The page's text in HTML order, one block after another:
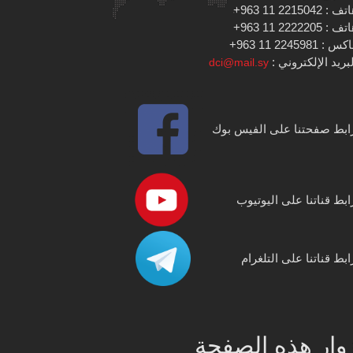
: 2215042 11 963+
: 2222205 11 963+
: 2245981 11 963+
الإلكتروني : dci@mail.sy
صفحتنا على الفيس بوك
قناتنا على اليوتيوب
قناتنا على التلغرام
هذه الصفحة